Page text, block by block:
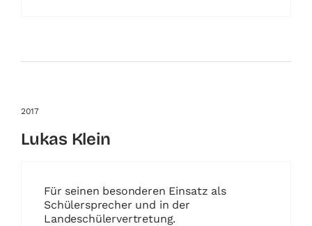
2017
Lukas Klein
Für seinen besonderen Einsatz als
Schülersprecher und in der
Landeschülervertretung.